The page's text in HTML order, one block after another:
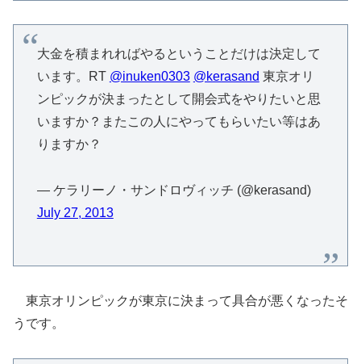
大金を積まれればやるということだけは決定して
います。RT @inuken0303 @kerasand 東京オリ
ンピックが決まったとして開会式をやりたいと思
いますか？またこの人にやってもらいたい等はあ
りますか？
— ケラリーノ・サンドロヴィッチ (@kerasand)
July 27, 2013
東京オリンピックが東京に決まって具合が悪くなったそ
うです。